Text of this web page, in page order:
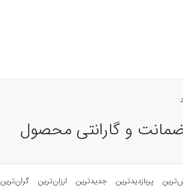
ضمانت و گارانتی محصول
پربازدیدترین جدیدترین ارزان‌ترین گران‌ترین